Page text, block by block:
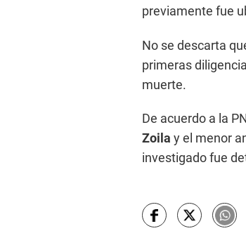
previamente fue
No se descarta
primeras
muerte.
De acuerdo a la
Zoila y el menor
investigado fue